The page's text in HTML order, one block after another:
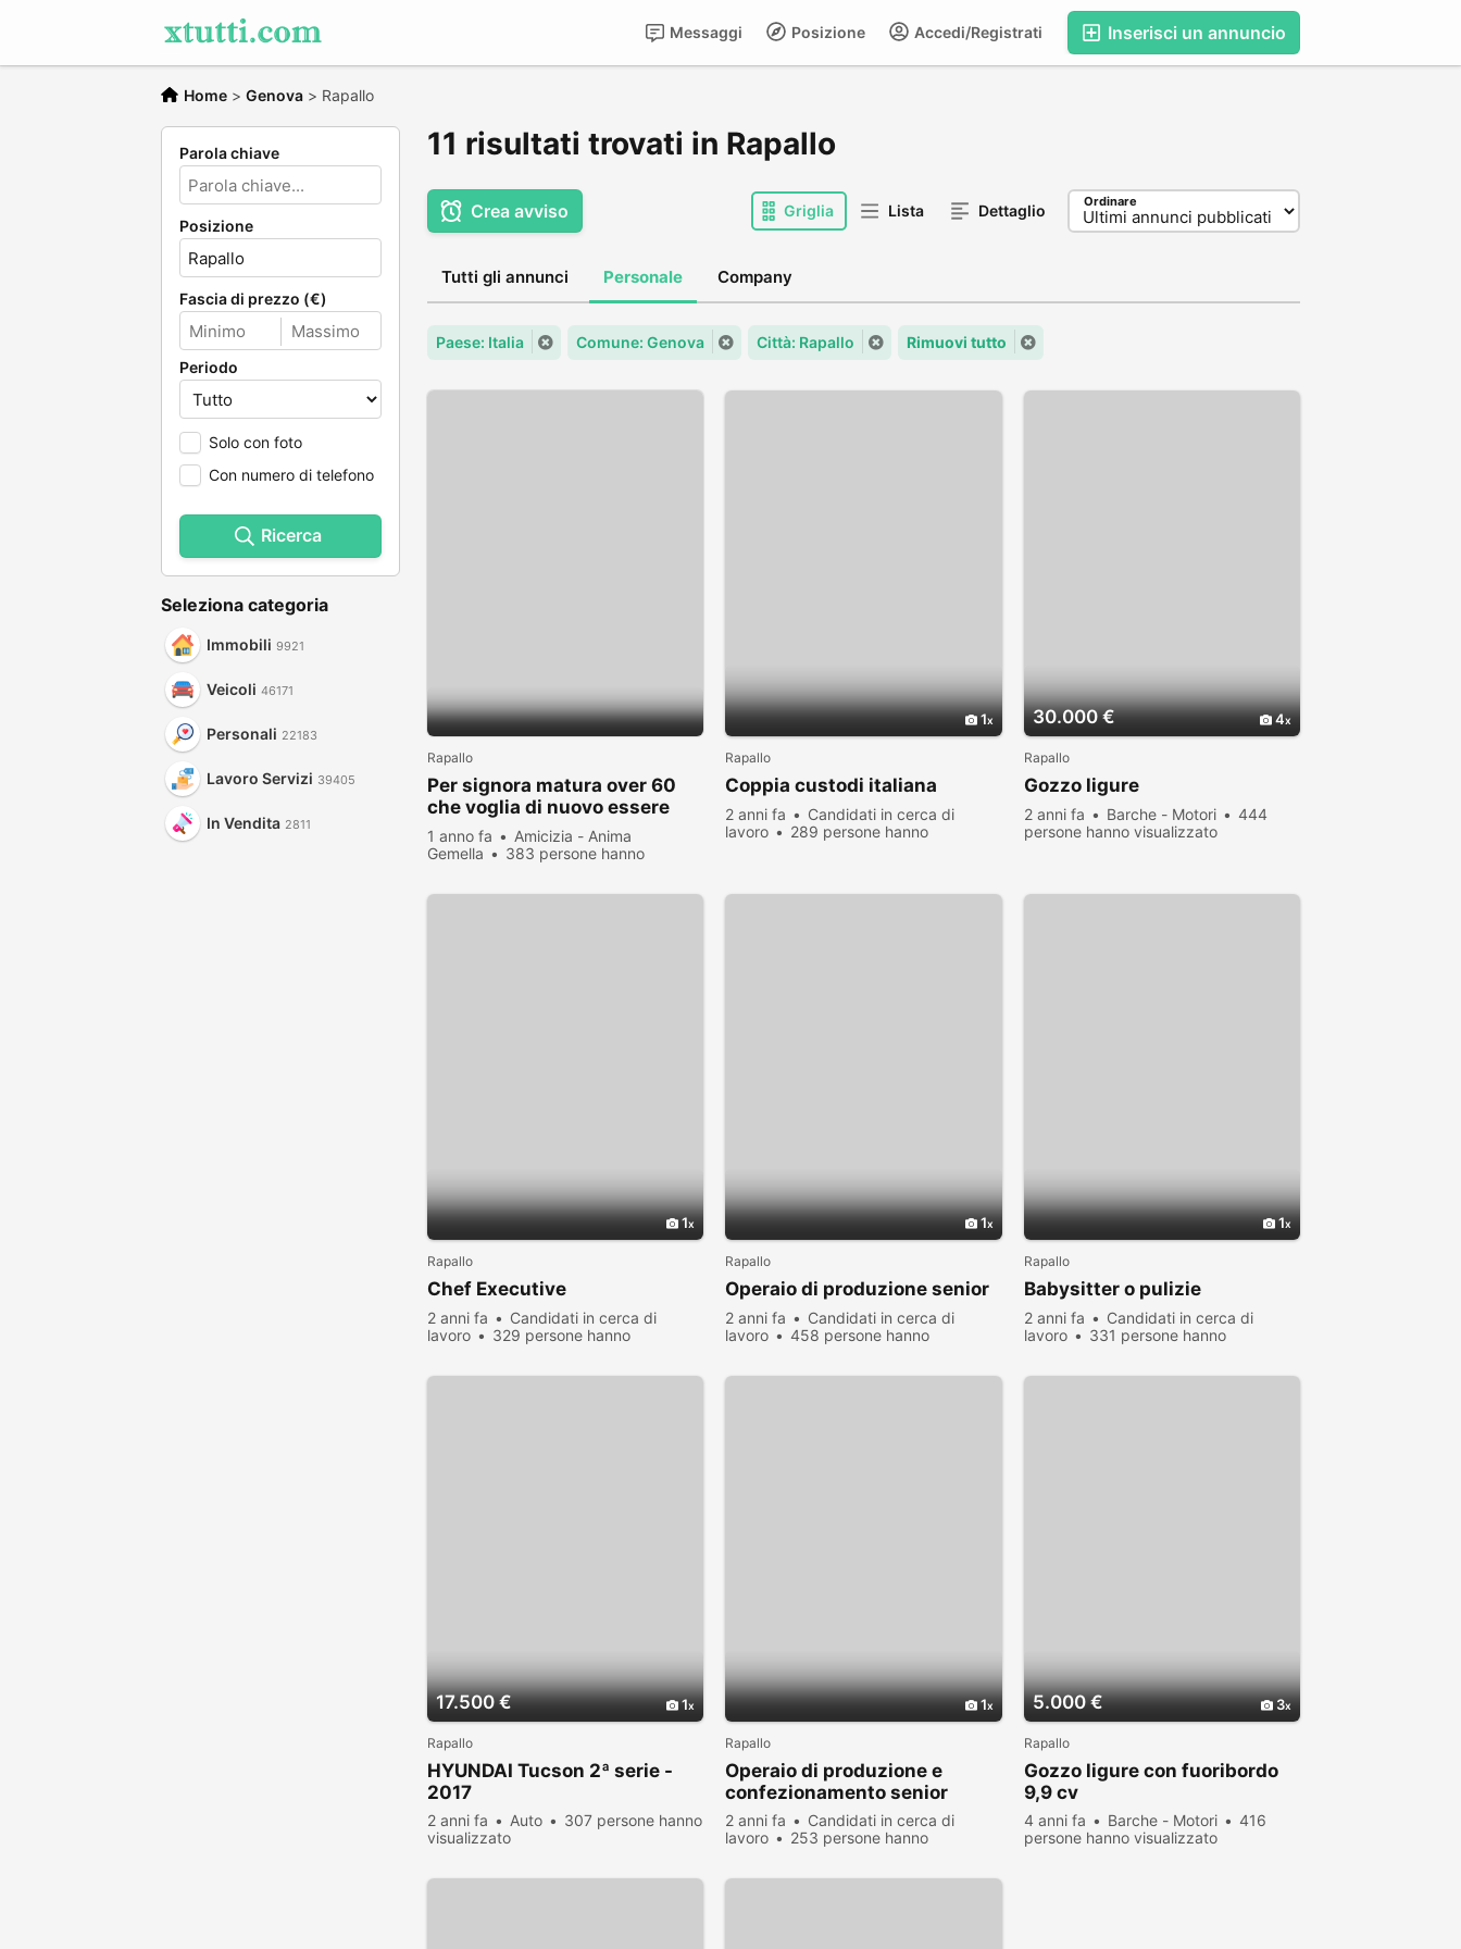
Inserisci un annuncio
Accedi/Registrati
Posizione
Messaggi
Home > Genova > Rapallo
Parola chiave
Posizione
Fascia di prezzo (€)
Periodo
Solo con foto
Con numero di telefono
Ricerca
Seleziona categoria
Immobili 9921
Veicoli 46171
Personali 22183
Lavoro Servizi 39405
In Vendita 2811
11 risultati trovati in Rapallo
Crea avviso Griglia Lista Dettaglio Ordinare
Tutti gli annunci Personale Company
Paese: Italia Comune: Genova Città: Rapallo Rimuovi tutto
Rapallo
Per signora matura over 60
che voglia di nuovo essere
amata e dare amore
1 anno fa
Amicizia - Anima
Gemella
383 persone hanno
1
Rapallo
Coppia custodi italiana
2 anni fa
Candidati in cerca di
lavoro
289 persone hanno
30.000 € 4
Rapallo
Gozzo ligure
2 anni fa Barche - Motori
444
persone hanno visualizzato
1
Rapallo
Chef Executive
2 anni fa
Candidati in cerca di
lavoro
329 persone hanno
1
Rapallo
Operaio di produzione senior
2 anni fa
Candidati in cerca di
lavoro
458 persone hanno
1
Rapallo
Babysitter o pulizie
2 anni fa
Candidati in cerca di
lavoro
331 persone hanno
17.500 € 1
Rapallo
HYUNDAI Tucson 2ª serie -
2017
2 anni fa Auto
307 persone hanno
visualizzato
1
Rapallo
Operaio di produzione e
confezionamento senior
2 anni fa
Candidati in cerca di
lavoro
253 persone hanno
5.000 € 3
Rapallo
Gozzo ligure con fuoribordo
9,9 cv
4 anni fa Barche - Motori
416
persone hanno visualizzato